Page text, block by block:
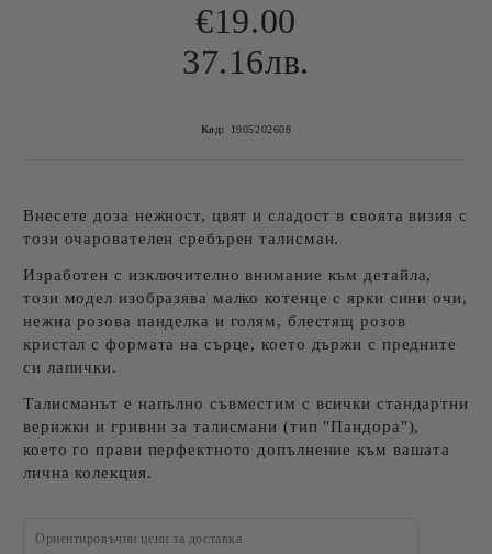
€19.00
37.16лв.
Код: 1905202608
Внесете доза нежност, цвят и сладост в своята визия с
този очарователен сребърен талисман.
Изработен с изключително внимание към детайла,
този модел изобразява малко котенце с ярки сини очи,
нежна розова панделка и голям, блестящ розов
кристал с формата на сърце, което държи с предните
си лапички.
Талисманът е напълно съвместим с всички стандартни
верижки и гривни за талисмани (тип "Пандора"),
което го прави перфектното допълнение към вашата
лична колекция.
Ориентировъчни цени за доставка